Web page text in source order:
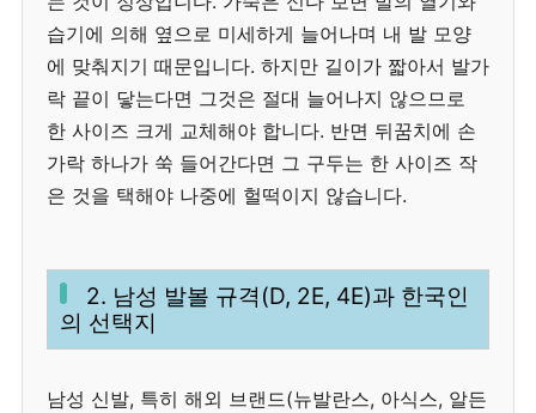
습기에 의해 옆으로 미세하게 늘어나며 내 발 모양
에 맞춰지기 때문입니다. 하지만 길이가 짧아서 발가
락 끝이 닿는다면 그것은 절대 늘어나지 않으므로
한 사이즈 크게 교체해야 합니다. 반면 뒤꿈치에 손
가락 하나가 쑥 들어간다면 그 구두는 한 사이즈 작
은 것을 택해야 나중에 헐떡이지 않습니다.
2. 남성 발볼 규격(D, 2E, 4E)과 한국인
의 선택지
남성 신발, 특히 해외 브랜드(뉴발란스, 아식스, 알든